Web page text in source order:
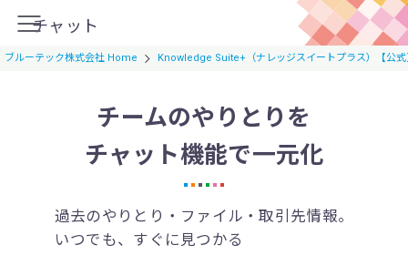
名刺CRM
名刺
チャット
ブルーテック株式会社 Home Knowledge Suite+（ナレッジスイートプラス）【公式
チームのやりとりを
チャット機能で一元化
過去のやりとり・ファイル・取引先情報。
いつでも、すぐに見つかる